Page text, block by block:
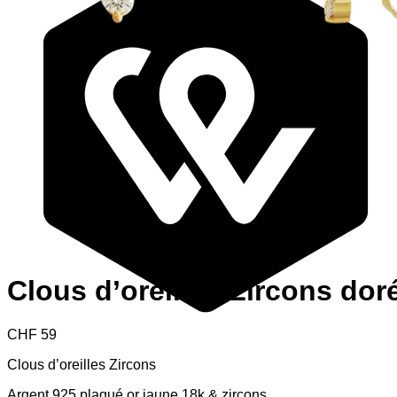
Clous d’oreilles Zircons
CHF 59
Clous d’oreilles Zircons